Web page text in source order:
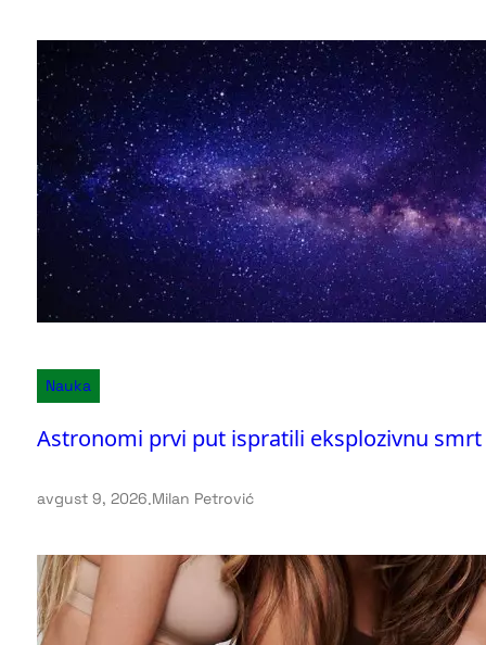
Nauka
Astronomi prvi put ispratili eksplozivnu
avgust 9, 2026.Milan Petrović